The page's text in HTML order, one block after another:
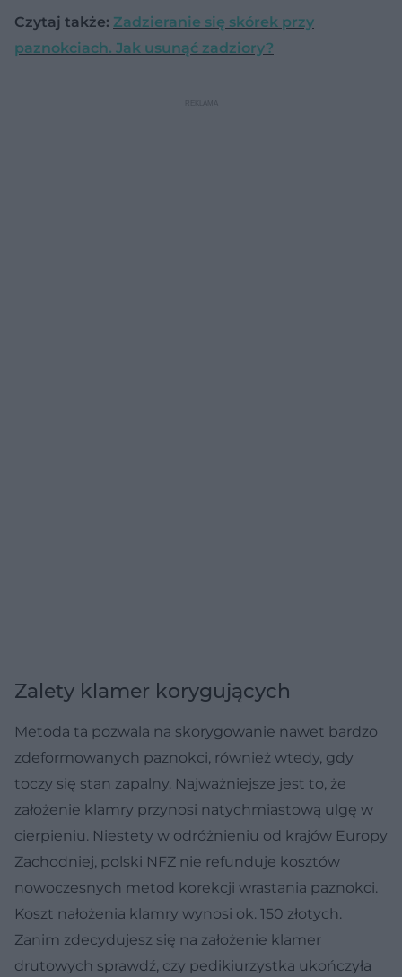
Czytaj także: Zadzieranie się skórek przy
paznokciach. Jak usunąć zadziory?
Zalety klamer korygujących
Metoda ta pozwala na skorygowanie nawet bardzo
zdeformowanych paznokci, również wtedy, gdy
toczy się stan zapalny. Najważniejsze jest to, że
założenie klamry przynosi natychmiastową ulgę w
cierpieniu. Niestety w odróżnieniu od krajów Europy
Zachodniej, polski NFZ nie refunduje kosztów
nowoczesnych metod korekcji wrastania paznokci.
Koszt nałożenia klamry wynosi ok. 150 złotych.
Zanim zdecydujesz się na założenie klamer
drutowych sprawdź, czy pedikiurzystka ukończyła